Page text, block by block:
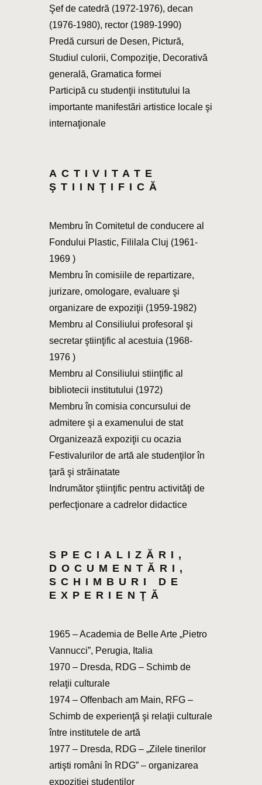
Şef de catedră (1972-1976), decan
(1976-1980), rector (1989-1990)
Predă cursuri de Desen, Pictură,
Studiul culorii, Compoziţie, Decorativă
generală, Gramatica formei
Participă cu studenţii institutului la
importante manifestări artistice locale şi
internaţionale
ACTIVITATE
ŞTIINŢIFICĂ
Membru în Comitetul de conducere al
Fondului Plastic, Fililala Cluj (1961-
1969 )
Membru în comisiile de repartizare,
jurizare, omologare, evaluare şi
organizare de expoziţii (1959-1982)
Membru al Consiliului profesoral şi
secretar ştiinţific al acestuia (1968-
1976 )
Membru al Consiliului stiinţific al
bibliotecii institutului (1972)
Membru în comisia concursului de
admitere şi a examenului de stat
Organizează expoziţii cu ocazia
Festivalurilor de artă ale studenţilor în
ţară şi străinatate
Indrumător ştiinţific pentru activităţi de
perfecţionare a cadrelor didactice
SPECIALIZĂRI,
DOCUMENTĂRI,
SCHIMBURI DE
EXPERIENŢĂ
1965 – Academia de Belle Arte „Pietro
Vannucci”, Perugia, Italia
1970 – Dresda, RDG – Schimb de
relaţii culturale
1974 – Offenbach am Main, RFG –
Schimb de experienţă şi relaţii culturale
între institutele de artă
1977 – Dresda, RDG – „Zilele tinerilor
artişti români în RDG” – organizarea
expoziţiei studenţilor